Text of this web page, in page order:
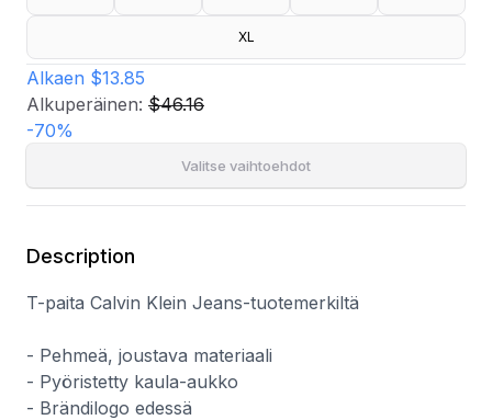
- Pituus edestä: 52 cm koossa XS
XL
Alkaen $13.85
Alkuperäinen: $46.16
-70%
Valitse vaihtoehdot
Description
T-paita Calvin Klein Jeans-tuotemerkiltä
- Pehmeä, joustava materiaali
- Pyöristetty kaula-aukko
- Brändilogo edessä